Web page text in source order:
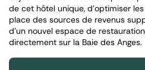
de cet hôtel unique, d’optimiser
place des sources de revenus
d’un nouvel espace de
directement sur la Baie des Anges.